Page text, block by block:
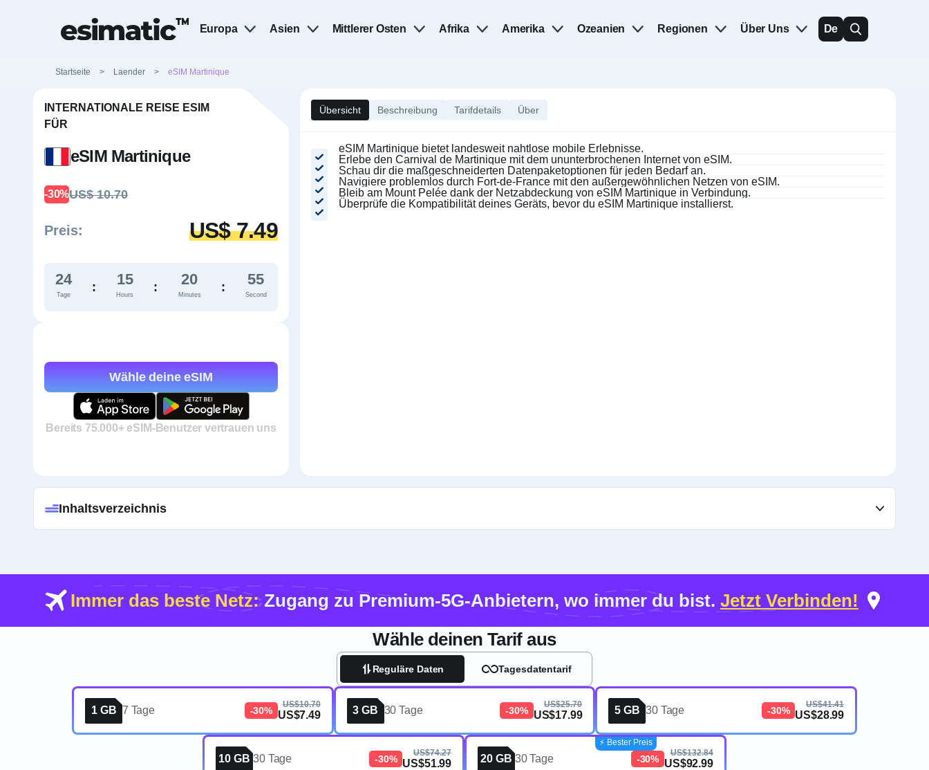
Europa Asien Mittlerer Osten Afrika Amerika Ozeanien Regionen Über Uns De
Startseite > Laender > eSIM Martinique
INTERNATIONALE REISE ESIM
FÜR
eSIM Martinique
-30%US$ 10.70
Preis: US$ 7.49
24
Tage
: 15
Hours
: 20
Minutes
: 54
Second
Wähle deine eSIM
Bereits 75.000+ eSIM-Benutzer vertrauen uns
Übersicht Beschreibung Tarifdetails Über
eSIM Martinique bietet landesweit nahtlose mobile Erlebnisse.
Erlebe den Carnival de Martinique mit dem ununterbrochenen Internet von eSIM.
Schau dir die maßgeschneiderten Datenpaketoptionen für jeden Bedarf an.
Navigiere problemlos durch Fort-de-France mit den außergewöhnlichen Netzen von eSIM.
Bleib am Mount Pelée dank der Netzabdeckung von eSIM Martinique in Verbindung.
Überprüfe die Kompatibilität deines Geräts, bevor du eSIM Martinique installierst.
Inhaltsverzeichnis
Immer das beste Netz:Zugang zu Premium-5G-Anbietern, wo immer du bist. Jetzt Verbinden!
Wähle deinen Tarif aus
Reguläre Daten Tagesdatentarif
1 GB 7 Tage -30%
US$10.70
US$7.49 3 GB 30 Tage -30%
US$25.70
US$17.99 5 GB 30 Tage -30%
US$41.41
US$28.99
10 GB 30 Tage -30%
US$74.27
US$51.99 20 GB 30 Tage -30%
US$132.84
US$92.99
⚡️ Bester Preis